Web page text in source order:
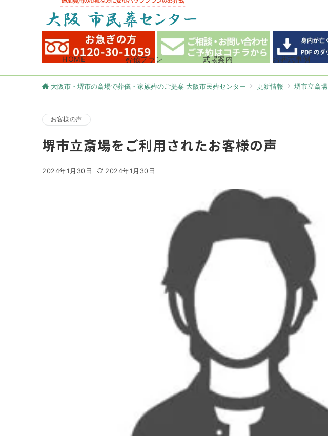
HOME 葬儀プラン 式場案内 お葬式事例
大阪市・堺市の斎場で葬儀・家族葬のご提案 大阪市民葬センター 更新情報 堺市立斎場
お客様の声
堺市立斎場をご利用されたお客様の声
2024年1月30日 2024年1月30日